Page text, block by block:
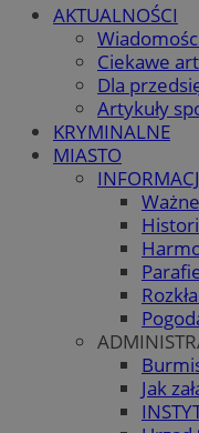
AKTUALNOŚCI
Ciekawe
Dla
Artykuły
KRYMINALNE
MIASTO
Jak